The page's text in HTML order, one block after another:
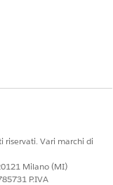
riservati. Vari marchi di
Milano (MI)
P.IVA